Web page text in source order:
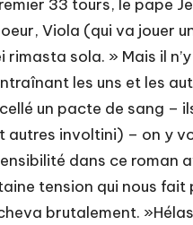
33 tours, le pape
Viola (qui va jouer
rimasta sola. » Mais il
les uns et les
un pacte de sang –
autres involtini) – on y
dans ce roman
tension qui nous fait
brutalement.